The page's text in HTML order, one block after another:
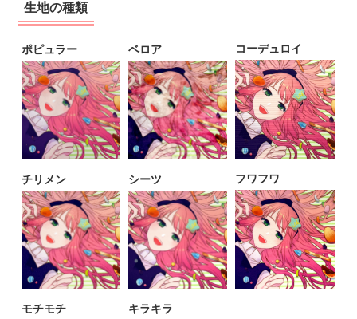
生地の種類
ポピュラー ベロア コーデュロイ
チリメン シーツ フワフワ
モチモチ キラキラ